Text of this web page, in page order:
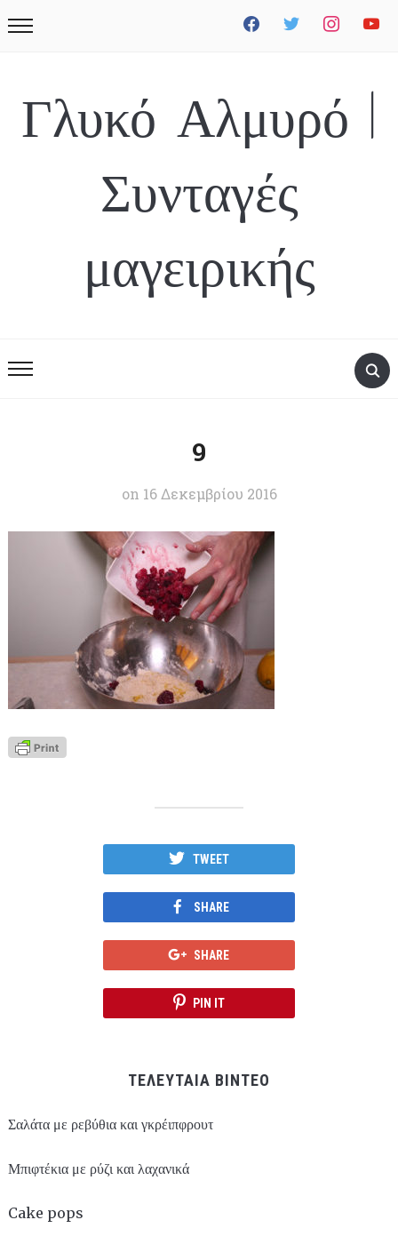
facebook twitter instagramyoutube
Γλυκό Αλμυρό |
Συνταγές
μαγειρικής
9
on 16 Δεκεμβρίου 2016
TWEET
SHARE
SHARE
PIN IT
ΤΕΛΕΥΤΑΙΑ ΒΙΝΤΕΟ
Σαλάτα με ρεβύθια και γκρέιπφρουτ
Μπιφτέκια με ρύζι και λαχανικά
Cake pops